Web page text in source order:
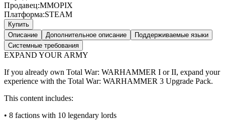
Продавец:MMOPIX
Платформа:STEAM
Купить
Описание
Дополнительное описание
Поддерживаемые языки
Системные требования
EXPAND YOUR ARMY
If you already own Total War: WARHAMMER I or II, expand your
experience with the Total War: WARHAMMER 3 Upgrade Pack.
This content includes:
• 8 factions with 10 legendary lords